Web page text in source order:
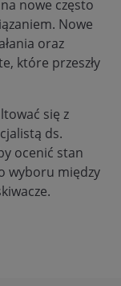
nowe często
Nowe
oraz
które przeszły
się z
ds.
ocenić stan
wyboru między